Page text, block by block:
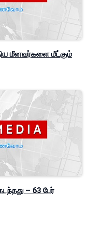
மீனவர்களை மீட்கும்
– 63 பேர்